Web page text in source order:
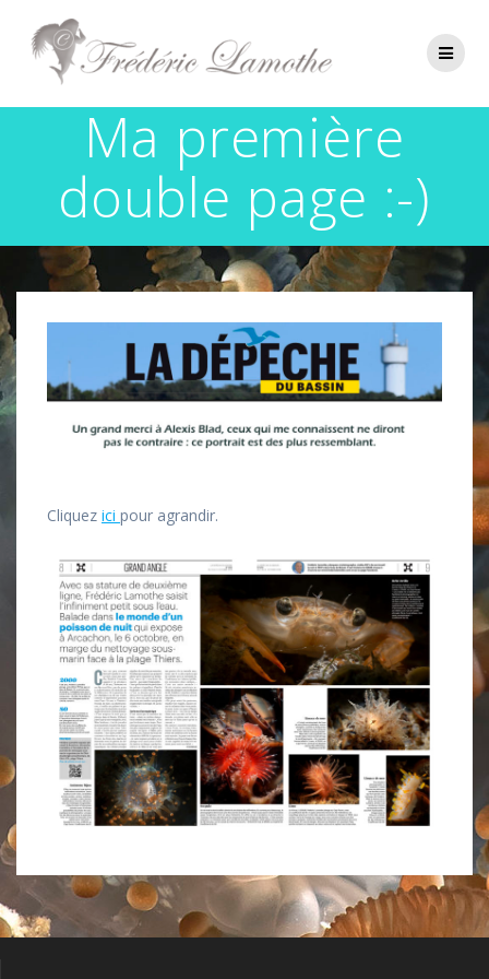
contenu
Ma première
double page :-)
Cliquez ici pour agrandir.